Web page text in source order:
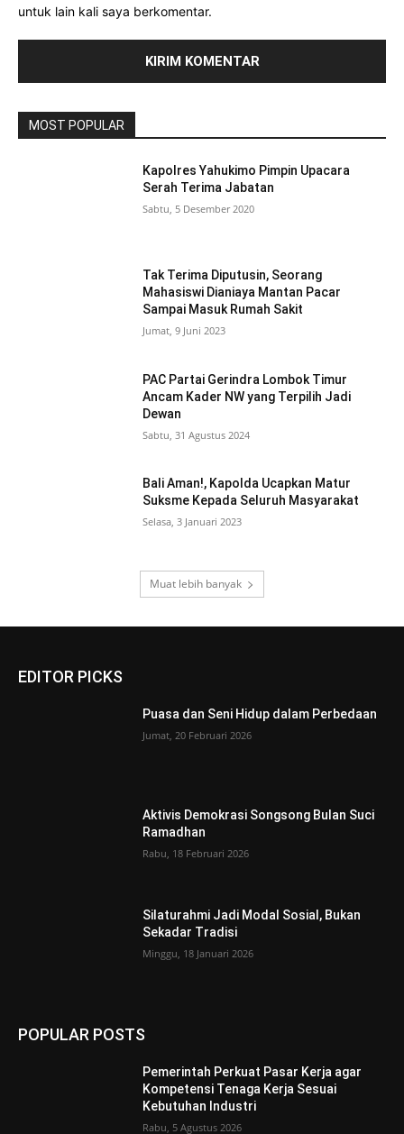
untuk lain kali saya berkomentar.
MOST POPULAR
Kapolres Yahukimo Pimpin Upacara
Serah Terima Jabatan
Sabtu, 5 Desember 2020
Tak Terima Diputusin, Seorang
Mahasiswi Dianiaya Mantan Pacar
Sampai Masuk Rumah Sakit
Jumat, 9 Juni 2023
PAC Partai Gerindra Lombok Timur
Ancam Kader NW yang Terpilih Jadi
Dewan
Sabtu, 31 Agustus 2024
Bali Aman!, Kapolda Ucapkan Matur
Suksme Kepada Seluruh Masyarakat
Selasa, 3 Januari 2023
Muat lebih banyak
EDITOR PICKS
Puasa dan Seni Hidup dalam Perbedaan
Jumat, 20 Februari 2026
Aktivis Demokrasi Songsong Bulan Suci
Ramadhan
Rabu, 18 Februari 2026
Silaturahmi Jadi Modal Sosial, Bukan
Sekadar Tradisi
Minggu, 18 Januari 2026
POPULAR POSTS
Pemerintah Perkuat Pasar Kerja agar
Kompetensi Tenaga Kerja Sesuai
Kebutuhan Industri
Rabu, 5 Agustus 2026